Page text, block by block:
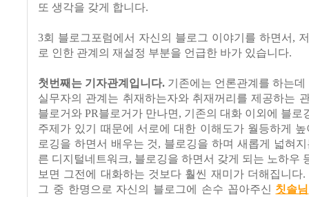
또 생각을 갖게 합니다.
3회 블로그포럼에서 자신의 블로그 이야기를 하면서,
로 인한 관계의 재설정 부분을 언급한 바가 있습니다.
첫번째는 기자관계입니다. 기존에는 언론관계를 하는데
실무자의 관계는 취재하는자와 취재꺼리를 제공하는
블로거와 PR블로거가 만나면, 기존의 대화 이외에 블로
주제가 있기 때문에 서로에 대한 이해도가 월등하게
로깅을 하면서 배우는 것, 블로깅을 하며 새롭게 넓혀
른 디지털네트워크, 블로깅을 하면서 갖게 되는 노하우
보면 그전에 대화하는 것보다 훨씬 재미가 더해집니다
그 중 한명으로 자신의 블로그에 손수 꼽아주신 칫솔님